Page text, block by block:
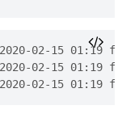
02-15 01:19
02-15 01:19